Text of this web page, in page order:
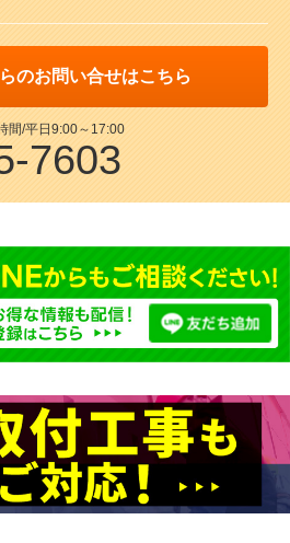
のお問い合せはこちら
間/平日9:00～17:00
7603